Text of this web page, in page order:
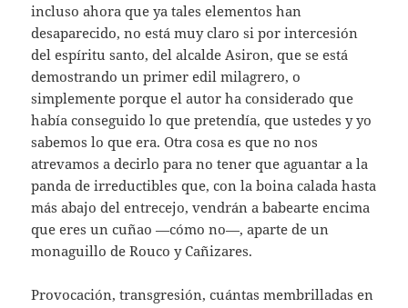
incluso ahora que ya tales elementos han
desaparecido, no está muy claro si por intercesión
del espíritu santo, del alcalde Asiron, que se está
demostrando un primer edil milagrero, o
simplemente porque el autor ha considerado que
había conseguido lo que pretendía, que ustedes y yo
sabemos lo que era. Otra cosa es que no nos
atrevamos a decirlo para no tener que aguantar a la
panda de irreductibles que, con la boina calada hasta
más abajo del entrecejo, vendrán a babearte encima
que eres un cuñao —cómo no—, aparte de un
monaguillo de Rouco y Cañizares.
Provocación, transgresión, cuántas membrilladas en